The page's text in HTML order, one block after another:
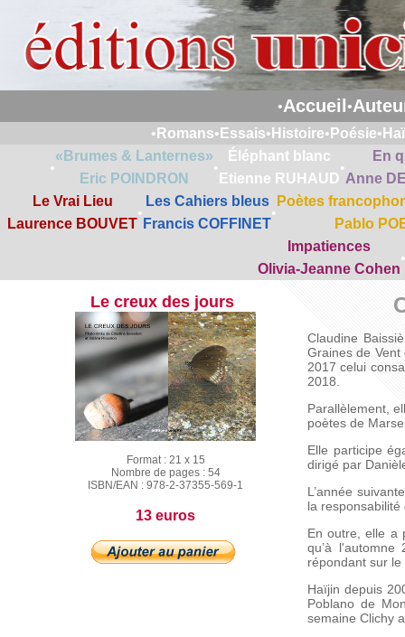
•Accueil •
• Romans• Essais• Histoire• Poésie•
•
«Brumes & Lanternes»
Eric POINDRON
•
Éléphant blanc
Etienne RUHAUD
•
En
Anne
Le Vrai Lieu
Laurence BOUVET
•
Les Cahiers bleus
Francis COFFINET
•
Poètes
Pablo
Impatiences
Olivia-Jeanne Cohen
•
Le creux des jours
Format : 21 x 15
Nombre de pages : 54
ISBN/EAN : 978-2-37355-569-1
13 euros
Claudine
Graines de
2017 celui
2018.
Parallèlement,
poètes de
Elle participe
dirigé par
L’année
la responsabilité
En outre, elle a
qu’à
répondant sur
Haïjin depuis
Poblano de
semaine Clichy